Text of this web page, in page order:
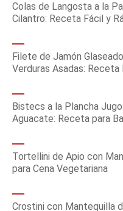
Colas de Langosta a la
Cilantro: Receta Fácil y
Filete de Jamón
Verduras Asadas: Receta
Bistecs a la Plancha
Aguacate: Receta para
Tortellini de Apio con
para Cena Vegetariana
Crostini con Mantequilla